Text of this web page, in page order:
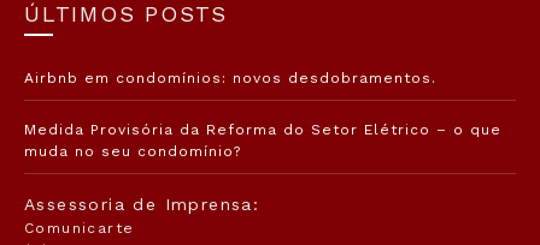
ÚLTIMOS POSTS
Airbnb em condomínios: novos desdobramentos.
Medida Provisória da Reforma do Setor Elétrico – o que
muda no seu condomínio?
Assessoria de Imprensa:
Comunicarte